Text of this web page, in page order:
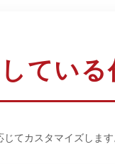
ている
てカスタマイズします